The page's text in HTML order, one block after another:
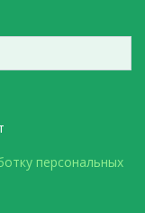
персональных